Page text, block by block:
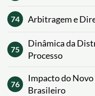
74 Arbitragem e
75
Dinâmica da
Processo
76
Impacto do Novo
Brasileiro